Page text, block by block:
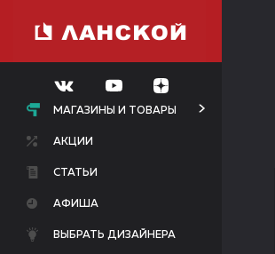
МАГАЗИНЫ И ТОВАРЫ
АКЦИИ
СТАТЬИ
АФИША
ВЫБРАТЬ ДИЗАЙНЕРА